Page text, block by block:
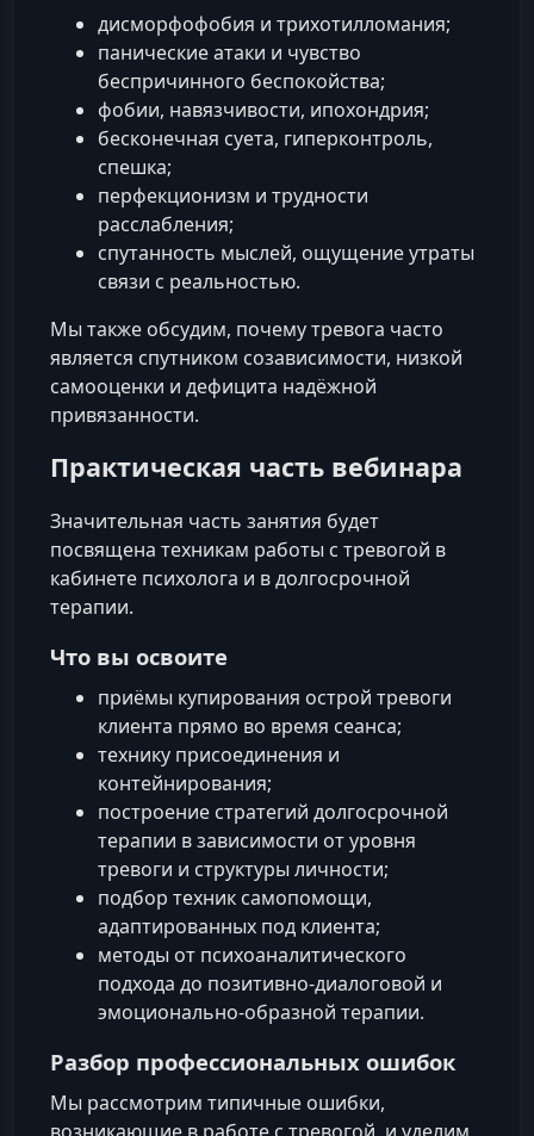
дисморфофобия и трихотилломания;
панические атаки и чувство
беспричинного беспокойства;
фобии, навязчивости, ипохондрия;
бесконечная суета, гиперконтроль,
спешка;
перфекционизм и трудности
расслабления;
спутанность мыслей, ощущение утраты
связи с реальностью.
Мы также обсудим, почему тревога часто
является спутником созависимости, низкой
самооценки и дефицита надёжной
привязанности.
Практическая часть вебинара
Значительная часть занятия будет
посвящена техникам работы с тревогой в
кабинете психолога и в долгосрочной
терапии.
Что вы освоите
приёмы купирования острой тревоги
клиента прямо во время сеанса;
технику присоединения и
контейнирования;
построение стратегий долгосрочной
терапии в зависимости от уровня
тревоги и структуры личности;
подбор техник самопомощи,
адаптированных под клиента;
методы от психоаналитического
подхода до позитивно-диалоговой и
эмоционально-образной терапии.
Разбор профессиональных ошибок
Мы рассмотрим типичные ошибки,